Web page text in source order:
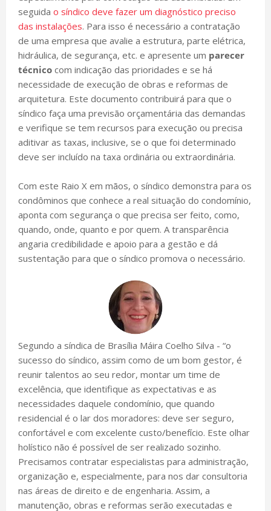
seguida o síndico deve fazer um diagnóstico preciso
das instalações. Para isso é necessário a contratação
de uma empresa que avalie a estrutura, parte elétrica,
hidráulica, de segurança, etc. e apresente um parecer
técnico com indicação das prioridades e se há
necessidade de execução de obras e reformas de
arquitetura. Este documento contribuirá para que o
síndico faça uma previsão orçamentária das demandas
e verifique se tem recursos para execução ou precisa
aditivar as taxas, inclusive, se o que foi determinado
deve ser incluído na taxa ordinária ou extraordinária.
Com este Raio X em mãos, o síndico demonstra para os
condôminos que conhece a real situação do condomínio,
aponta com segurança o que precisa ser feito, como,
quando, onde, quanto e por quem. A transparência
angaria credibilidade e apoio para a gestão e dá
sustentação para que o síndico promova o necessário.
Segundo a síndica de Brasília Máira Coelho Silva - “o
sucesso do síndico, assim como de um bom gestor, é
reunir talentos ao seu redor, montar um time de
excelência, que identifique as expectativas e as
necessidades daquele condomínio, que quando
residencial é o lar dos moradores: deve ser seguro,
confortável e com excelente custo/benefício. Este olhar
holístico não é possível de ser realizado sozinho.
Precisamos contratar especialistas para administração,
organização e, especialmente, para nos dar consultoria
nas áreas de direito e de engenharia. Assim, a
manutenção, obras e reformas serão executadas e